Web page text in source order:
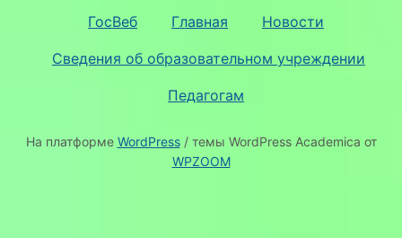
ГосВеб Главная Новости
Сведения об образовательном учреждении
Педагогам
На платформе WordPress/ темы WordPress Academica от
WPZOOM